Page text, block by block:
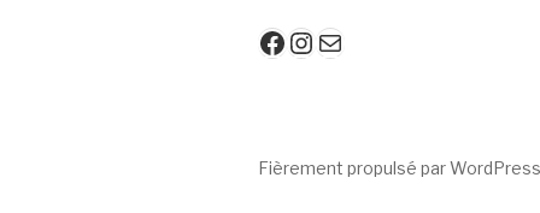
Facebook
Instagram
E-mail
Fièrement propulsé par WordPress